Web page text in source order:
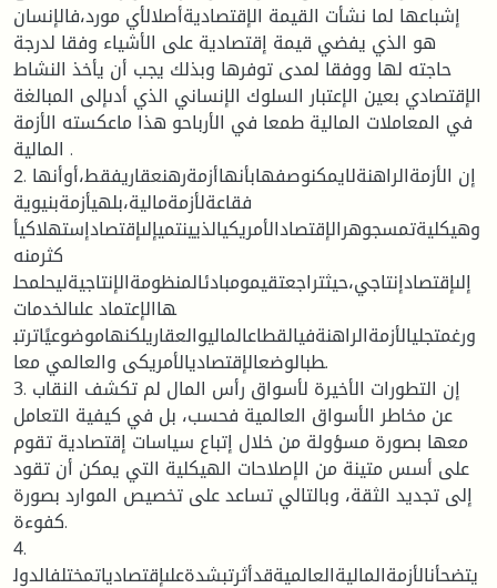
إشباعها لما نشأت القيمة الإقتصاديةأصلالأي مورد،فالإنسان
هو الذي يفضي قيمة إقتصادية على الأشياء وفقا لدرجة
حاجته لها ووفقا لمدى توفرها وبذلك يجب أن يأخذ النشاط
الإقتصادي بعين الإعتبار السلوك الإنساني الذي أدىإلى المبالغة
في المعاملات المالية طمعا في الأرباحو هذا ماعكسته الأزمة
المالية .
2. إن الأزمةالراهنةلايمكنوصفهابأنهاأزمةرهنعقاريفقط،أوأنها
فقاعةلأزمةمالية،بلهيأزمةبنيوية
وهيكليةتمسجوهرالإقتصادالأمريكيالذيينتميإلىإقتصادإستهلاكيأ
كثرمنه
إلىإقتصادإنتاجي،حيثتراجعتقيمومبادئالمنظومةالإنتاجيةليحلمحل
هاالإعتماد علىالخدمات
ورغمتجليالأزمةالراهنةفيالقطاعالماليوالعقاريلكنهاموضوعيًاترتب
طبالوضعالإقتصاديالأمريكى والعالمي معا.
3. إن التطورات الأخيرة لأسواق رأس المال لم تكشف النقاب
عن مخاطر الأسواق العالمية فحسب، بل في كيفية التعامل
معها بصورة مسؤولة من خلال إتباع سياسات إقتصادية تقوم
على أسس متينة من الإصلاحات الهيكلية التي يمكن أن تقود
إلى تجديد الثقة، وبالتالي تساعد على تخصيص الموارد بصورة
كفوءة.
4.
يتضحأنالأزمةالماليةالعالميةقدأثرتبشدةعلىإقتصادياتمختلفالدول